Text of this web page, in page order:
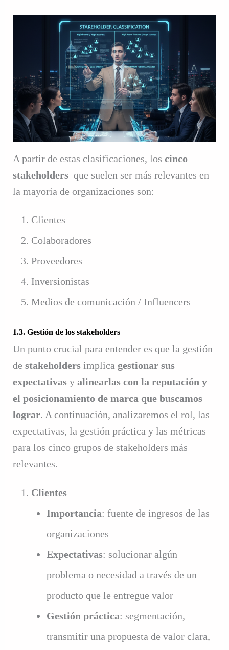
A partir de estas clasificaciones, los cinco
stakeholders que suelen ser más relevantes en
la mayoría de organizaciones son:
Clientes
Colaboradores
Proveedores
Inversionistas
Medios de comunicación / Influencers
1.3. Gestión de los stakeholders
Un punto crucial para entender es que la gestión
de stakeholders implica gestionar sus
expectativasy alinearlas con la reputación y
el posicionamiento de marca que buscamos
lograr. A continuación, analizaremos el rol, las
expectativas, la gestión práctica y las métricas
para los cinco grupos de stakeholders más
relevantes.
Clientes
Importancia: fuente de ingresos de las
organizaciones
Expectativas: solucionar algún
problema o necesidad a través de un
producto que le entregue valor
Gestión práctica: segmentación,
transmitir una propuesta de valor clara,